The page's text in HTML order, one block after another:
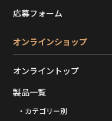
応募フォーム
オンラインショップ
オンライントップ
製品一覧
・カテゴリー別